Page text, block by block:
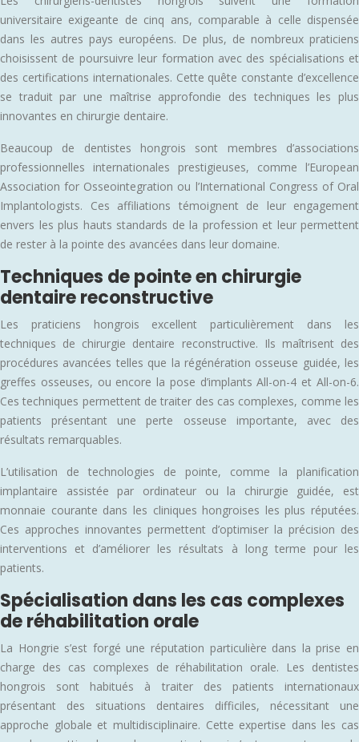
universitaire exigeante de cinq ans, comparable à celle dispensée
dans les autres pays européens. De plus, de nombreux praticiens
choisissent de poursuivre leur formation avec des spécialisations et
des certifications internationales. Cette quête constante d’excellence
se traduit par une maîtrise approfondie des techniques les plus
innovantes en chirurgie dentaire.
Beaucoup de dentistes hongrois sont membres d’associations
professionnelles internationales prestigieuses, comme l’European
Association for Osseointegration ou l’International Congress of Oral
Implantologists. Ces affiliations témoignent de leur engagement
envers les plus hauts standards de la profession et leur permettent
de rester à la pointe des avancées dans leur domaine.
Techniques de pointe en chirurgie
dentaire reconstructive
Les praticiens hongrois excellent particulièrement dans les
techniques de chirurgie dentaire reconstructive. Ils maîtrisent des
procédures avancées telles que la régénération osseuse guidée, les
greffes osseuses, ou encore la pose d’implants All-on-4 et All-on-6.
Ces techniques permettent de traiter des cas complexes, comme les
patients présentant une perte osseuse importante, avec des
résultats remarquables.
L’utilisation de technologies de pointe, comme la planification
implantaire assistée par ordinateur ou la chirurgie guidée, est
monnaie courante dans les cliniques hongroises les plus réputées.
Ces approches innovantes permettent d’optimiser la précision des
interventions et d’améliorer les résultats à long terme pour les
patients.
Spécialisation dans les cas complexes
de réhabilitation orale
La Hongrie s’est forgé une réputation particulière dans la prise en
charge des cas complexes de réhabilitation orale. Les dentistes
hongrois sont habitués à traiter des patients internationaux
présentant des situations dentaires difficiles, nécessitant une
approche globale et multidisciplinaire. Cette expertise dans les cas